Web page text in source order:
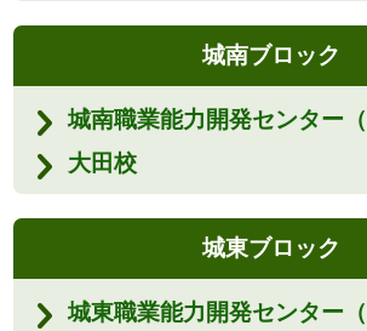
城南ブロック
城南職業能力開発センター（
大田校
城東ブロック
城東職業能力開発センター（